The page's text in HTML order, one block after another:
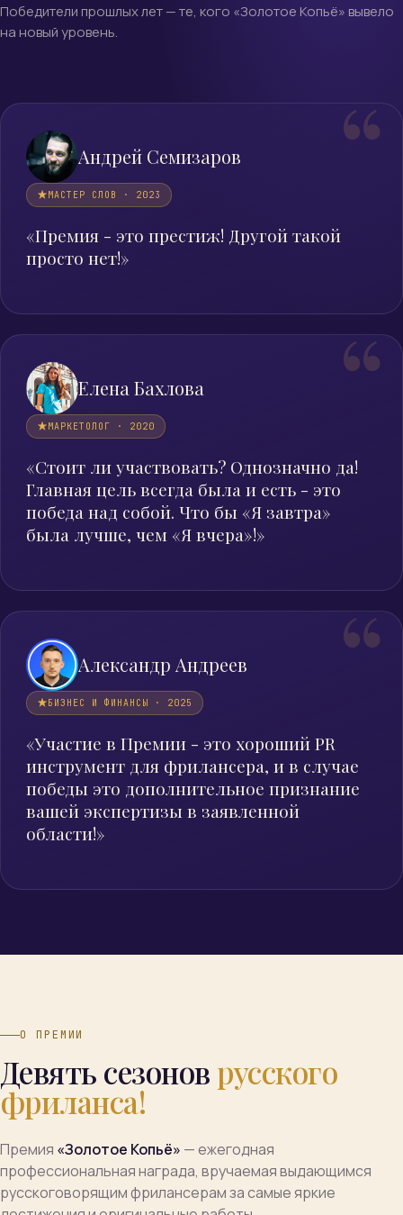
Победители прошлых лет — те, кого «Золотое Копьё» вывело
на новый уровень.
Андрей Семизаров
МАСТЕР СЛОВ · 2023
«Премия - это престиж! Другой такой
просто нет!»
Елена Бахлова
МАРКЕТОЛОГ · 2020
«Стоит ли участвовать? Однозначно да!
Главная цель всегда была и есть - это
победа над собой. Что бы «Я завтра»
была лучше, чем «Я вчера»!»
Александр Андреев
БИЗНЕС И ФИНАНСЫ · 2025
«Участие в Премии - это хороший PR
инструмент для фрилансера, и в случае
победы это дополнительное признание
вашей экспертизы в заявленной
области!»
О ПРЕМИИ
Девятьсезоноврусского
фриланса!
Премия «Золотое Копьё» — ежегодная
профессиональная награда, вручаемая выдающимся
русскоговорящим фрилансерам за самые яркие